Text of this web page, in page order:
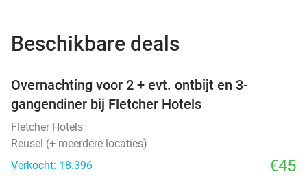
Beschikbare deals
Overnachting voor 2 + evt. ontbijt en 3-
gangendiner bij Fletcher Hotels
Fletcher Hotels
Reusel (+ meerdere locaties)
Verkocht: 18.396
€45